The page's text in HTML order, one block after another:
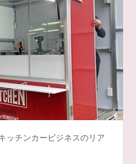
ッチンカービジネスのリア